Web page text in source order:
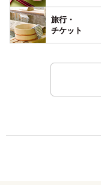
旅行・
チケット